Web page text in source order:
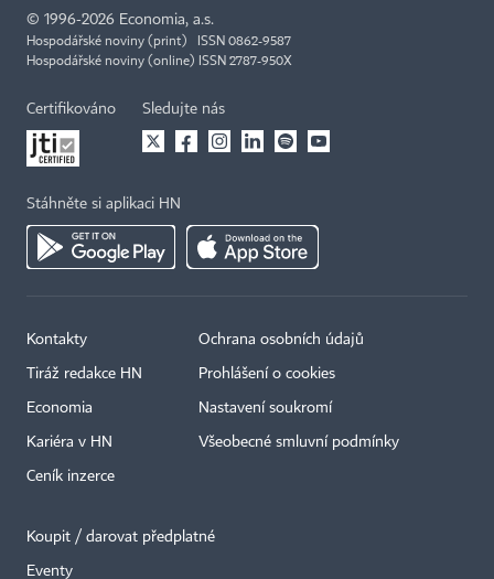
© 1996-2026 Economia, a.s.
Hospodářské noviny (print) ISSN 0862-9587
Hospodářské noviny (online) ISSN 2787-950X
Certifikováno Sledujte nás
Stáhněte si aplikaci HN
Kontakty
Tiráž redakce HN
Economia
Kariéra v HN
Ceník inzerce
Ochrana osobních údajů
Prohlášení o cookies
Nastavení soukromí
Všeobecné smluvní podmínky
Koupit / darovat předplatné
Eventy